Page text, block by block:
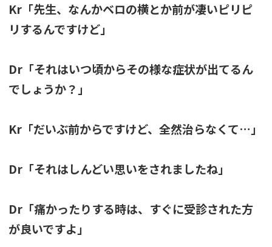
Kr「先生、なんかベロの横とか前が凄いピリピ
リするんですけど」
Dr「それはいつ頃からその様な症状が出てるん
でしょうか？」
Kr「だいぶ前からですけど、全然治らなくて…」
Dr「それはしんどい思いをされましたね」
Dr「痛かったりする時は、すぐに受診された方
が良いですよ」